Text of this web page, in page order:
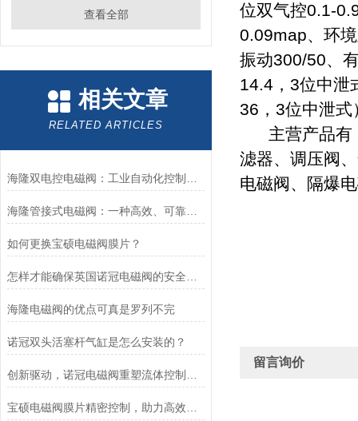
查看全部
相关文章
RELATED ARTICLES
如何更换宝硕电磁阀膜片？
海隆电磁阀的优点可真是罗列不完
诺冠双头活塞杆气缸是怎么安装的？
位双气控0.1-
0.09map、环
振动300/50、
14.4，3位中泄
36， 3位中泄式
主营产品有
滤器、调压阀
电磁阀、隔爆
留言询价